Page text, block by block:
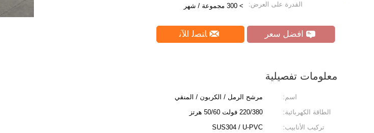
القدرة على العرض: > 300 مجموعة / شهر
افضل سعر ﺎﺘﺼﻟ ﺍﻶﻧ
معلومات تفصيلية
اسم: مرشح الرمل / الكربون / المنقي
الطاقة الكهربائية:
220/380 فولت 50/60 هرتز
تركيب الأنابيب:
SUS304 / U-PVC